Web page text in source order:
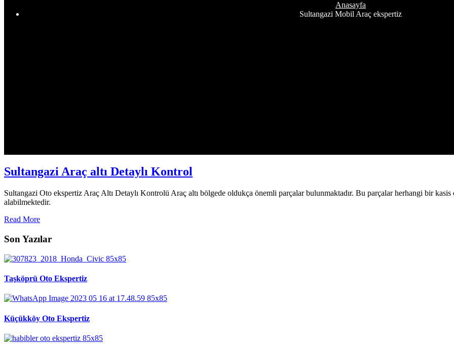
Anasayfa
Sultangazi Mobil Araç ekspertiz
Sultangazi Araç altı Detaylı Kontrol
Sultangazi Oto ekspertiz Araç Altı Detaylı Kontrolü Araç altı bölgede oldukça önemli parçalar bulunmaktadır. Bu parçalar herhangi bir
alabilmektedir.
Read More
Son Yazılar
Taşköprü Oto Ekspertiz
Küçükköy Oto Ekspertiz